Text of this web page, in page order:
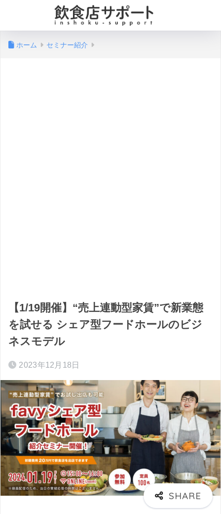
ホーム セミナー紹介
【1/19開催】“売上連動型家賃”で新業態
を試せる シェア型フードホールのビジ
ネスモデル
2023年12月18日